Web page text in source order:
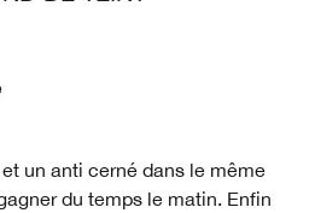
un anti cerné dans le même
du temps le matin. Enfin